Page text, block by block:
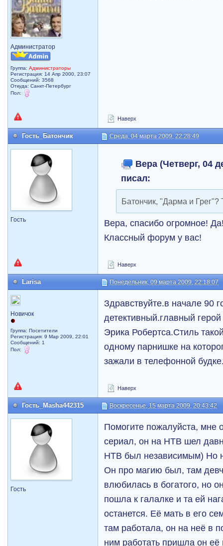
Администратор
Группа:Администраторы
Регистрация: 14 Апр 2000, 23:07
Сообщений: 3568
Откуда: Санкт-Петербург
Пол:
Наверх
Гость_Батончик Среда, 04 марта 2009, 22:28:49
Гость
Вера (Четверг, 04
писал:
Батончик, "Дарма и
Вера, спасибо огромное!
Классный форум у вас!
Наверх
Larisa Понедельник, 09 марта 2009, 22:18:07
Новичок
Группа: Посетители
Регистрация: 9 Мар 2009, 22:01
Сообщений: 1
Пол:
Здравствуйте.в начале 90
детективный.главный
Эрика Робертса.Стиль
одному парнишке на
зажали в телефонной
Наверх
Гость_Masha442315 Воскресенье, 15 марта 2009, 20:43:42
Гость
Помогите пожалуйста, мне
сериал, он на НТВ шел
НТВ был независимым) Но
Он про магию был, там
влюбилась в богатого, но
пошла к галалке и та ей
останется. Её мать в его
там работала, он на неё в
ним работать пришла он